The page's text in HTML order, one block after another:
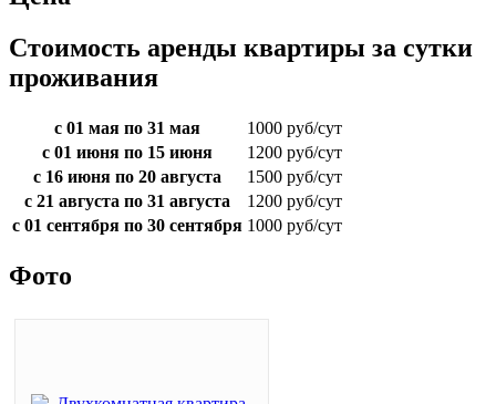
Стоимость аренды квартиры за сутки
проживания
с 01 мая по 31 мая
1000 руб/сут
с 01 июня по 15 июня
1200 руб/сут
с 16 июня по 20 августа
1500 руб/сут
с 21 августа по 31 августа
1200 руб/сут
с 01 сентября по 30 сентября 1000 руб/сут
Фото